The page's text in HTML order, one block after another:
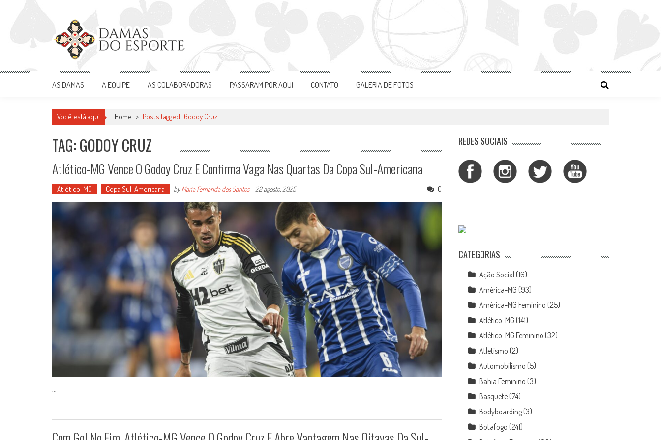
Damas do Esporte
Descobrindo talentos femininos para o meio esportivo
AS DAMAS A EQUIPE AS COLABORADORAS PASSARAM POR AQUI CONTATO GALERIA DE FOTOS
Você está aqui Home > Posts tagged "Godoy Cruz"
TAG: GODOY CRUZ
Atlético-MG Vence O Godoy Cruz E Confirma Vaga Nas Quartas Da Copa Sul-Americana
Atlético-MG Copa Sul-Americana byMaria Fernanda dos Santos- 22 agosto, 2025 0
...
REDES SOCIAIS
CATEGORIAS
Ação Social (16)
América-MG (93)
América-MG Feminino (25)
Atlético-MG (141)
Atlético-MG Feminino (32)
Atletismo (2)
Automobilismo (5)
Bahia Feminino (3)
Basquete (74)
Bodyboarding (3)
Botafogo (241)